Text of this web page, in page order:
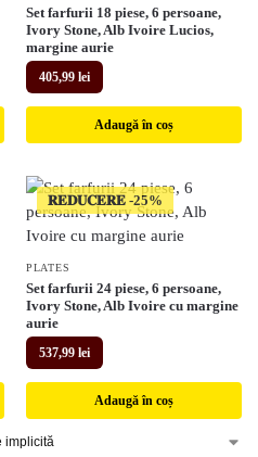
Set farfurii 18 piese, 6 persoane,
Ivory Stone, Alb Ivoire Lucios,
margine aurie
405,99 lei
Adaugă în coș
𝐑𝐄𝐃𝐔𝐂𝐄𝐑𝐄
PLATES
Set farfurii 24 piese, 6 persoane,
Ivory Stone, Alb Ivoire cu margine
aurie
537,99 lei
Adaugă în coș